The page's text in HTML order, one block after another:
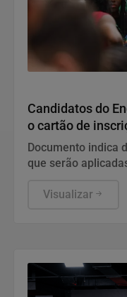
Candidatos do
o cartão de
Documento indica
que serão
Visualizar